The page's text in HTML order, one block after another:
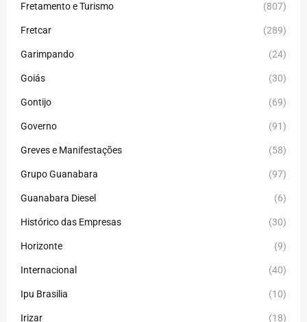
Fretamento e Turismo (807)
Fretcar (289)
Garimpando (24)
Goiás (30)
Gontijo (69)
Governo (91)
Greves e Manifestações (58)
Grupo Guanabara (97)
Guanabara Diesel (6)
Histórico das Empresas (30)
Horizonte (9)
Internacional (40)
Ipu Brasilia (10)
Irizar (18)